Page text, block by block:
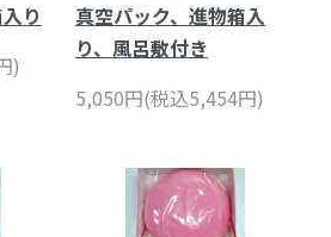
り
)
真空パック、進物箱入
り、風呂敷付き
5,050円(税込5,454円)